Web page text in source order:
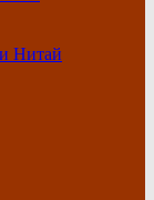
Нитай